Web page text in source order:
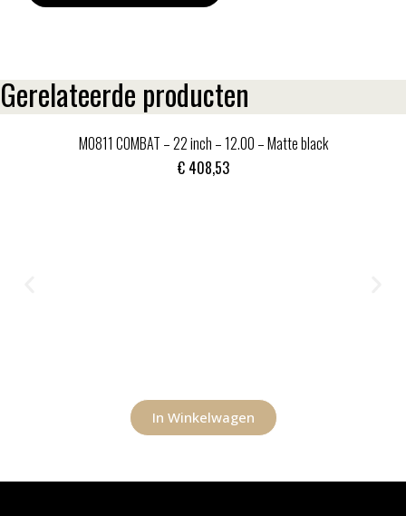
Gerelateerde producten
MO811 COMBAT – 22 inch – 12.00 – Matte black
€408,53
In Winkelwagen